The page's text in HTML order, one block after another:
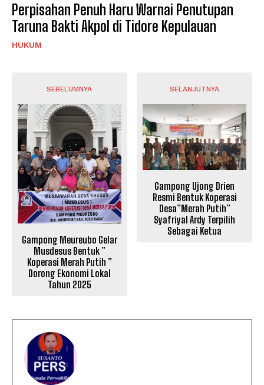
Perpisahan Penuh Haru Warnai Penutupan
Taruna Bakti Akpol di Tidore Kepulauan
HUKUM
SEBELUMNYA
Gampong Meureubo Gelar
Musdesus Bentuk ”
Koperasi Merah Putih ”
Dorong Ekonomi Lokal
Tahun 2025
SELANJUTNYA
Gampong Ujong Drien
Resmi Bentuk Koperasi
Desa”Merah Putih”
Syafriyal Ardy Terpilih
Sebagai Ketua